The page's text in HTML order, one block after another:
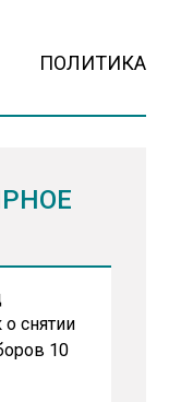
ПОЛИТИКА
о снятии
10